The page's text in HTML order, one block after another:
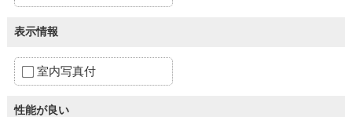
表示情報
室内写真付
性能が良い